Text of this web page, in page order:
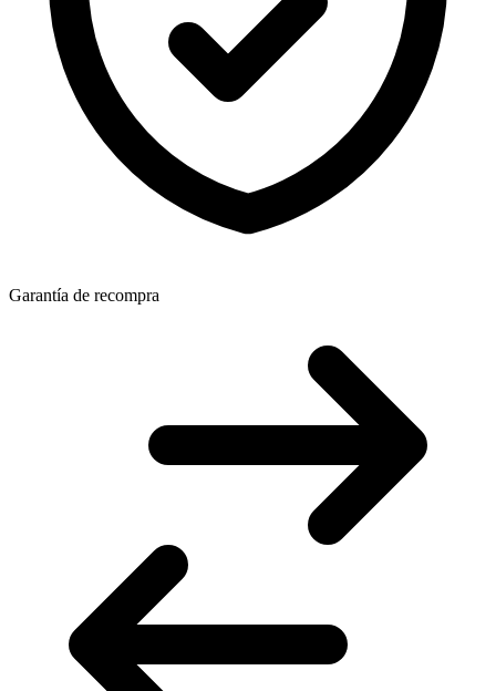
Garantía de recompra